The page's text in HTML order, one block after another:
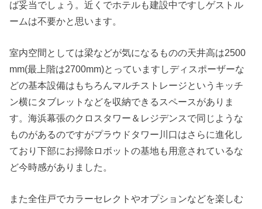
ば妥当でしょう。近くでホテルも建設中ですしゲストル
ームは不要かと思います。
室内空間としては梁などが気になるものの天井高は2500
mm(最上階は2700mm)とっていますしディスポーザーな
どの基本設備はもちろんマルチストレージというキッチ
ン横にタブレットなどを収納できるスペースがありま
す。海浜幕張のクロスタワー＆レジデンスで同じような
ものがあるのですがプラウドタワー川口はさらに進化し
ており下部にお掃除ロボットの基地も用意されているな
ど今時感がありました。
また全住戸でカラーセレクトやオプションなどを楽しむ